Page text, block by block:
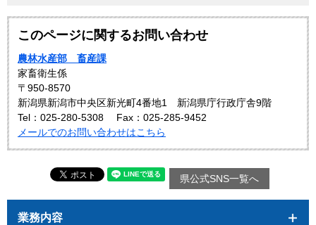
このページに関するお問い合わせ
農林水産部 畜産課
家畜衛生係
〒950-8570
新潟県新潟市中央区新光町4番地1 新潟県庁行政庁舎9階
Tel：025-280-5308
Fax：025-285-9452
メールでのお問い合わせはこちら
県公式SNS一覧へ
業務内容